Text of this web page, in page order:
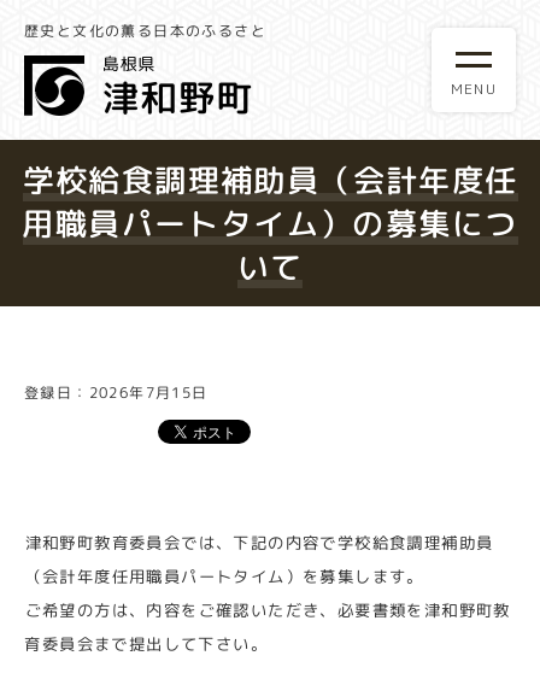
歴史と文化の薫る日本のふるさと
学校給食調理補助員（会計年度任
用職員パートタイム）の募集につ
いて
登録日：2026年7月15日
津和野町教育委員会では、下記の内容で学校給食調理補助員
（会計年度任用職員パートタイム）を募集します。
ご希望の方は、内容をご確認いただき、必要書類を津和野町教
育委員会まで提出して下さい。